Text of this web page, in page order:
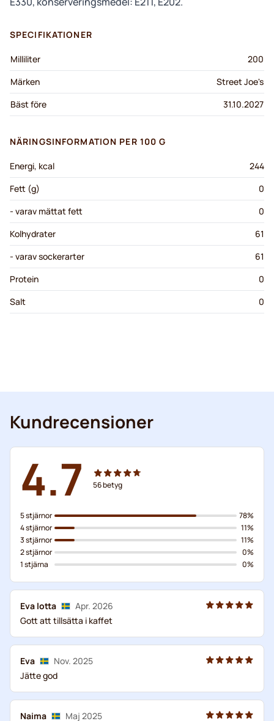
SPECIFIKATIONER
Milliliter
200
Märken
Street Joe's
Bäst före
31.10.2027
NÄRINGSINFORMATION PER 100 G
Energi, kcal
244
Fett (g)
0
- varav mättat fett
0
Kolhydrater
61
- varav sockerarter
61
Protein
0
Salt
0
Kundrecensioner
4.7 56betyg
5 stjärnor
4 stjärnor
3 stjärnor
2 stjärnor
1 stjärna
78%
11%
11%
0%
0%
Eva lotta
Apr. 2026
Gott att tillsätta i kaffet
Eva
Nov. 2025
Jätte god
Naima
Maj 2025